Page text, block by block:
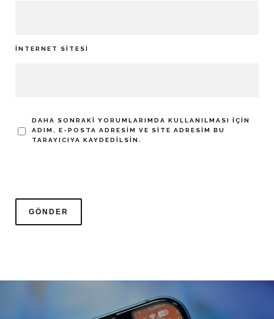
İNTERNET SITESI
DAHA SONRAKI YORUMLARIMDA KULLANILMASI IÇIN
ADIM, E-POSTA ADRESIM VE SITE ADRESIM BU
TARAYICIYA KAYDEDILSIN.